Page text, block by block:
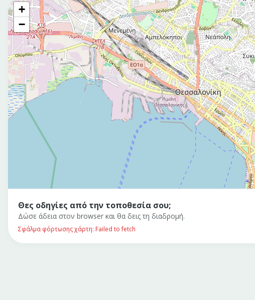
+
−
Θες οδηγίες από την τοποθεσία σου;
Δώσε άδεια στον browser και θα δεις τη διαδρομή.
Σφάλμα φόρτωσης χάρτη: Failed to fetch